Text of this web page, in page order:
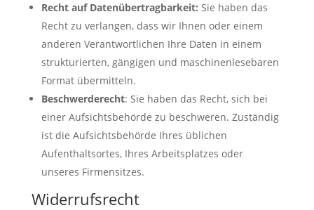
Recht auf Datenübertragbarkeit: Sie haben das
Recht zu verlangen, dass wir Ihnen oder einem
anderen Verantwortlichen Ihre Daten in einem
strukturierten, gängigen und maschinenlesebaren
Format übermitteln.
Beschwerderecht: Sie haben das Recht, sich bei
einer Aufsichtsbehörde zu beschweren. Zuständig
ist die Aufsichtsbehörde Ihres üblichen
Aufenthaltsortes, Ihres Arbeitsplatzes oder
unseres Firmensitzes.
Widerrufsrecht